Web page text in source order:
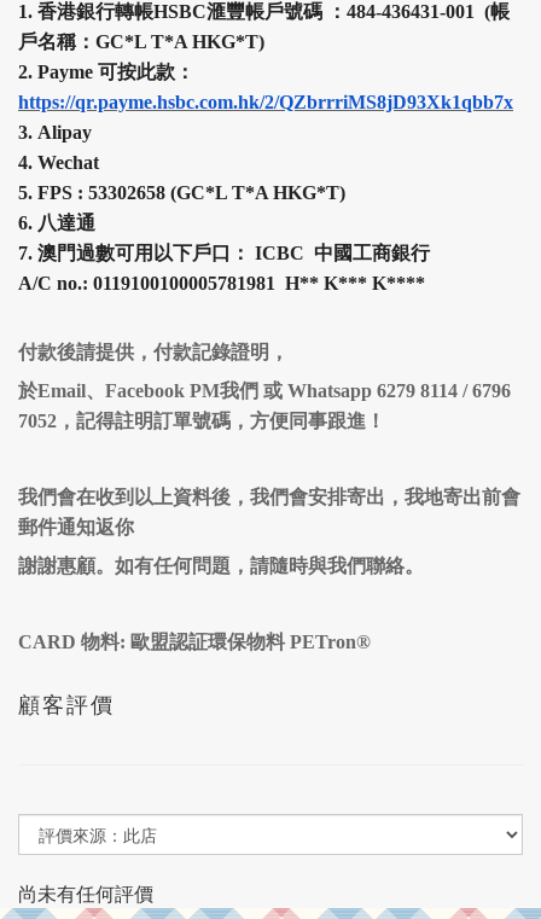
1. 香港銀行轉帳HSBC滙豐帳戶號碼 ：484-436431-001 (帳
戶名稱：GC*L T*A HKG*T)
2. Payme 可按此款：
https://qr.payme.hsbc.com.hk/2/QZbrrriMS8jD93Xk1qbb7x
3. Alipay
4. Wechat
5. FPS : 53302658 (GC*L T*A HKG*T)
6. 八達通
7. 澳門過數可用以下戶口： ICBC 中國工商銀行
A/C no.: 0119100100005781981 H** K*** K****
付款後請提供，付款記錄證明，
於Email、Facebook PM我們 或 Whatsapp 6279 8114 / 6796
7052，記得註明訂單號碼，方便同事跟進！
我們會在收到以上資料後，我們會安排寄出，我地寄出前會
郵件通知返你
謝謝惠顧。如有任何問題，請隨時與我們聯絡。
CARD 物料: 歐盟認証環保物料 PETron®
顧客評價
尚未有任何評價